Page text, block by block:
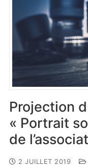
Projection
« Portrait
de
2 JUILLET 2019